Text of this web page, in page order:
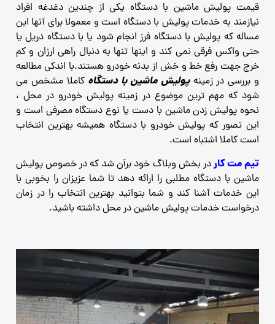
قیمت پولیش ماشین با دستگاه یکی از چندین دغدغه افراد
نیازمند به خدمات پولیش با دستگاه است و معمولا برای آنها این
مساله که پولیش با دستگاه فرز انجام شود یا با دستگاه دریل یا
حتی واکس فرقی نمی کند و اینها تنها به دنبال راهی ارزان و کم
خرج جهت رفع خط و خش از بدنه خودرو هستند.با اندکی مطالعه
و بررسی در زمینهپولیش ماشین با دستگاه کاملا مشخص می
شود که مهم ترین موضوع در زمینه پولیش خودرو در محل ،
نحوه پولیش زدن ماشین با دست یا نوع دستگاه مصرفی است و
این تصور که پولیش خودرو با دستگاه همیشه بهترین انتخاب
است کاملا اشتباه است.
تیم مت کاردر بخش وبلاگ خود برآن شد که در خصوص پولیش
ماشین با دستگاه مطلبی را ارائه دهد تا شما عزیزان را بخوبی با
این خدمات آشنا کند و شما بتوانید بهترین انتخاب را در زمان
درخواست خدمات پولیش ماشین در محل داشته باشید.